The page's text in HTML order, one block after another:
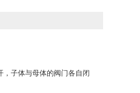
子体与母体的阀门各自闭